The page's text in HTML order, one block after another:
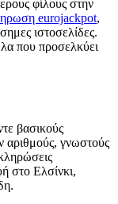
φίλους στην
eurojackpot,
ιστοσελίδες.
που προσελκύει
βασικούς
αριθμούς, γνωστούς
στο Ελσίνκι,